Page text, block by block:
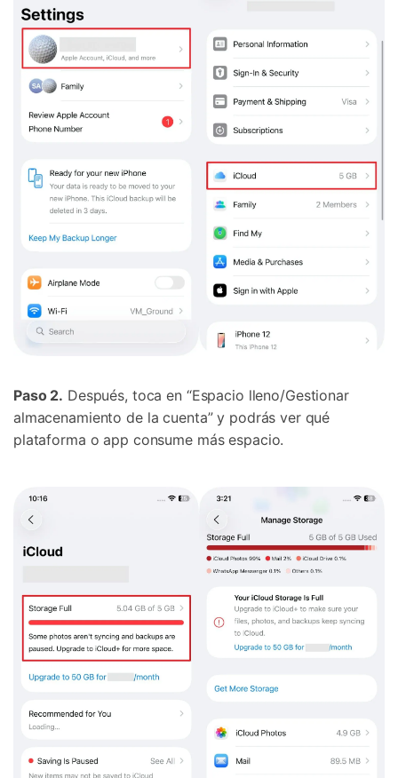
Paso 2. Después, toca en “Espacio lleno/Gestionar
almacenamiento de la cuenta” y podrás ver qué
plataforma o app consume más espacio.